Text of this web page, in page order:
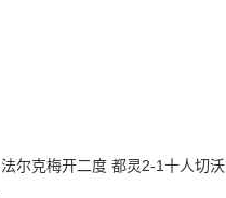
尔克梅开二度 都灵2-1十人切沃